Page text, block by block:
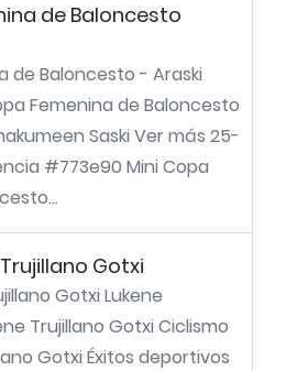
de Baloncesto
de Baloncesto - Araski
Femenina de Baloncesto
Saski Ver más 25-
#773e90 Mini Copa
Gotxi
Gotxi Lukene
Trujillano Gotxi Ciclismo
Gotxi Éxitos deportivos